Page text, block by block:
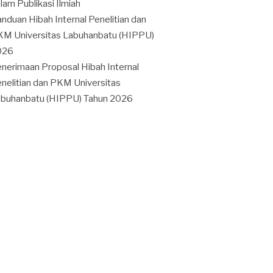
Publikasi Ilmiah
Hibah Internal Penelitian dan
Universitas Labuhanbatu (HIPPU)
Proposal Hibah Internal
dan PKM Universitas
(HIPPU) Tahun 2026